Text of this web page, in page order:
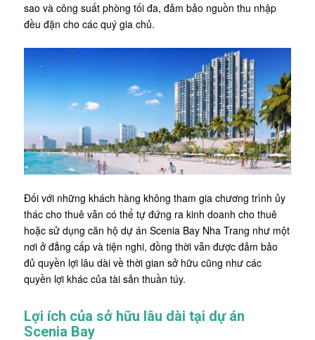
sao và công suất phòng tối đa, đảm bảo nguồn thu nhập
đều đặn cho các quý gia chủ.
Đối với những khách hàng không tham gia chương trình ủy
thác cho thuê vẫn có thể tự đứng ra kinh doanh cho thuê
hoặc sử dụng căn hộ dự án Scenia Bay Nha Trang như một
nơi ở đẳng cấp và tiện nghi, đồng thời vẫn được đảm bảo
đủ quyền lợi lâu dài về thời gian sở hữu cũng như các
quyền lợi khác của tài sản thuần túy.
Lợi ích của sở hữu lâu dài tại dự án
Scenia Bay